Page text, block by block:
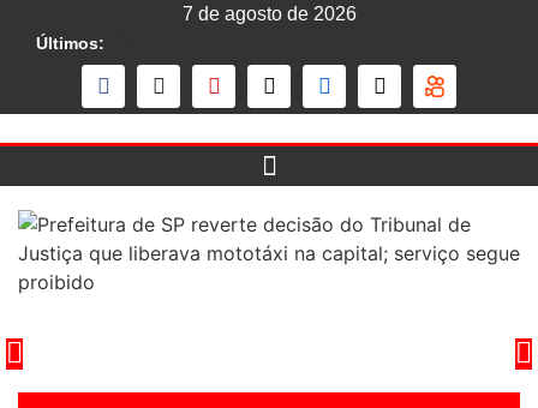
7 de agosto de 2026
Últimos: